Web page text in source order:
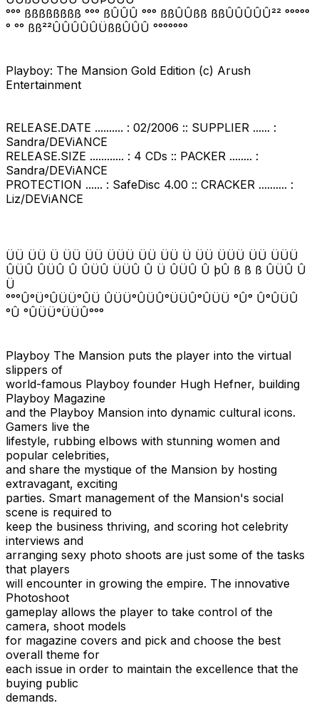
°°° ßßßßßßßß °°° ßÛÛÛ °°° ßßÛÛßß ßßÛÛÛÛÛ²² °°°°°
° °° ßß²²ÛÛÛÛÛÜßßÛÛÛ °°°°°°°
Playboy: The Mansion Gold Edition (c) Arush
Entertainment
RELEASE.DATE .......... : 02/2006 :: SUPPLIER ...... :
Sandra/DEViANCE
RELEASE.SIZE ............ : 4 CDs :: PACKER ........ :
Sandra/DEViANCE
PROTECTION ...... : SafeDisc 4.00 :: CRACKER .......... :
Liz/DEViANCE
ÜÜ ÜÜ Ü ÜÜ ÜÜ ÜÜÜ ÜÜ ÜÜ Ü ÜÜ ÜÜÜ ÜÜ ÜÜÜ
ÛÜÛ ÛÜÛ Û ÛÜÛ ÜÜÛ Û Ü ÛÜÛ Û þÛ ß ß ß ÛÜÛ Û
Ü
°°°Û°Ü°ÛÜÜ°ÛÜ ÛÜÜ°ÛÜÛ°ÜÜÛ°ÛÜÜ °Û° Û°ÛÜÛ
°Û °ÛÜÜ°ÜÜÛ°°°
Playboy The Mansion puts the player into the virtual
slippers of
world-famous Playboy founder Hugh Hefner, building
Playboy Magazine
and the Playboy Mansion into dynamic cultural icons.
Gamers live the
lifestyle, rubbing elbows with stunning women and
popular celebrities,
and share the mystique of the Mansion by hosting
extravagant, exciting
parties. Smart management of the Mansion's social
scene is required to
keep the business thriving, and scoring hot celebrity
interviews and
arranging sexy photo shoots are just some of the tasks
that players
will encounter in growing the empire. The innovative
Photoshoot
gameplay allows the player to take control of the
camera, shoot models
for magazine covers and pick and choose the best
overall theme for
each issue in order to maintain the excellence that the
buying public
demands.